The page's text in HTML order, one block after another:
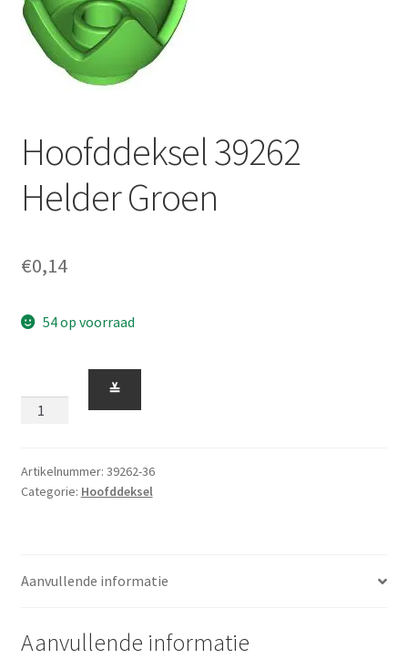
Hoofddeksel 39262
Helder Groen
€0,14
54 op voorraad
39262
aantal
≚
Artikelnummer: 39262-36
Categorie: Hoofddeksel
Aanvullende informatie
Aanvullende informatie